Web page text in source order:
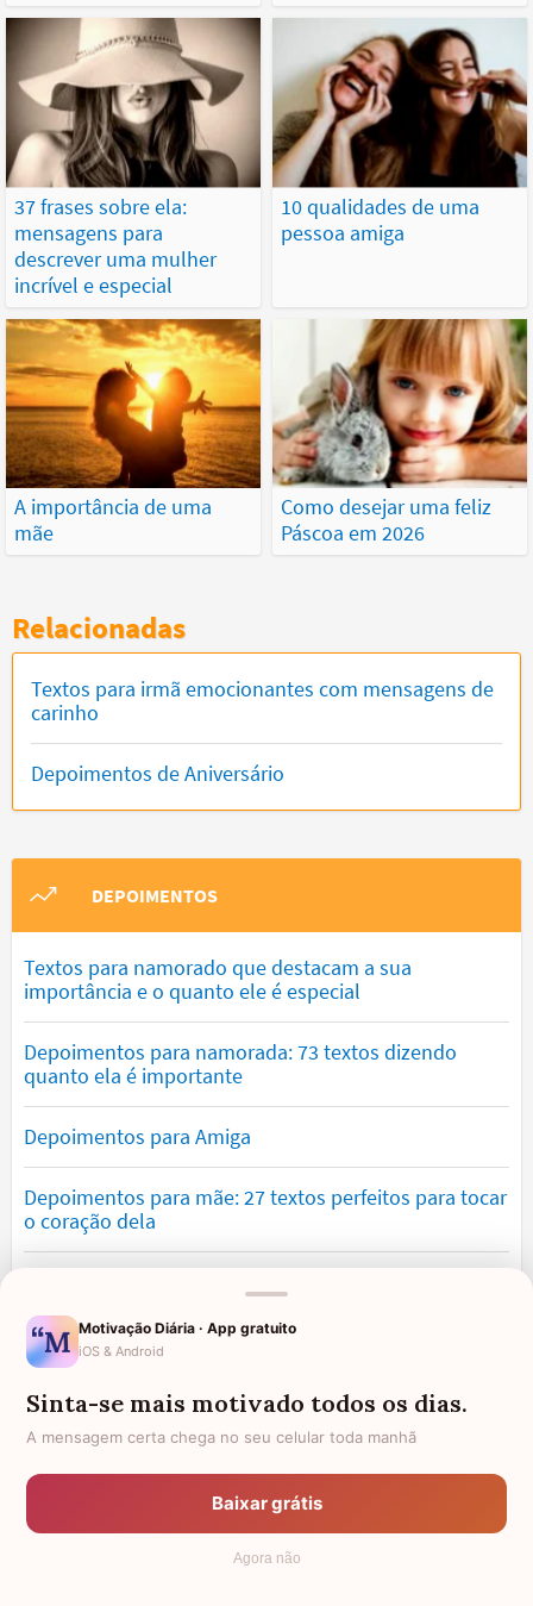
37 frases sobre ela:
mensagens para
descrever uma mulher
incrível e especial
10 qualidades de uma
pessoa amiga
A importância de uma
mãe
Como desejar uma feliz
Páscoa em 2026
Relacionadas
Textos para irmã emocionantes com mensagens de
carinho
Depoimentos de Aniversário
DEPOIMENTOS
Textos para namorado que destacam a sua
importância e o quanto ele é especial
Depoimentos para namorada: 73 textos dizendo
quanto ela é importante
Depoimentos para Amiga
Depoimentos para mãe: 27 textos perfeitos para tocar
o coração dela
Textos emocionantes para pai: mensagens de
agradecimento e amor
93 depoimentos para prima cheios de emoção
Depoimentos de Amor
Motivação Diária · App gratuito
iOS & Android
Sinta-se mais motivado todos os dias.
A mensagem certa chega no seu celular toda manhã
Baixar grátis
Agora não